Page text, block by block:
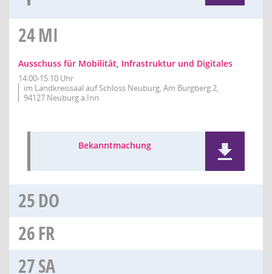
24MI
Ausschuss für Mobilität, Infrastruktur und Digitales
14:00-15:10 Uhr
im Landkreissaal auf Schloss Neuburg, Am Burgberg 2,
94127 Neuburg a.Inn
Bekanntmachung
25DO
26FR
27SA